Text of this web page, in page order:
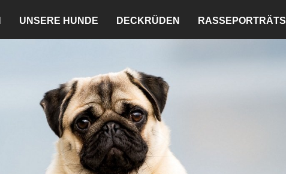
UNSERE HUNDE DECKRÜDEN RASSEPORTRÄTS